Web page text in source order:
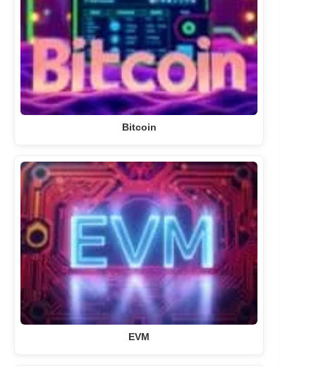
Bitcoin
EVM